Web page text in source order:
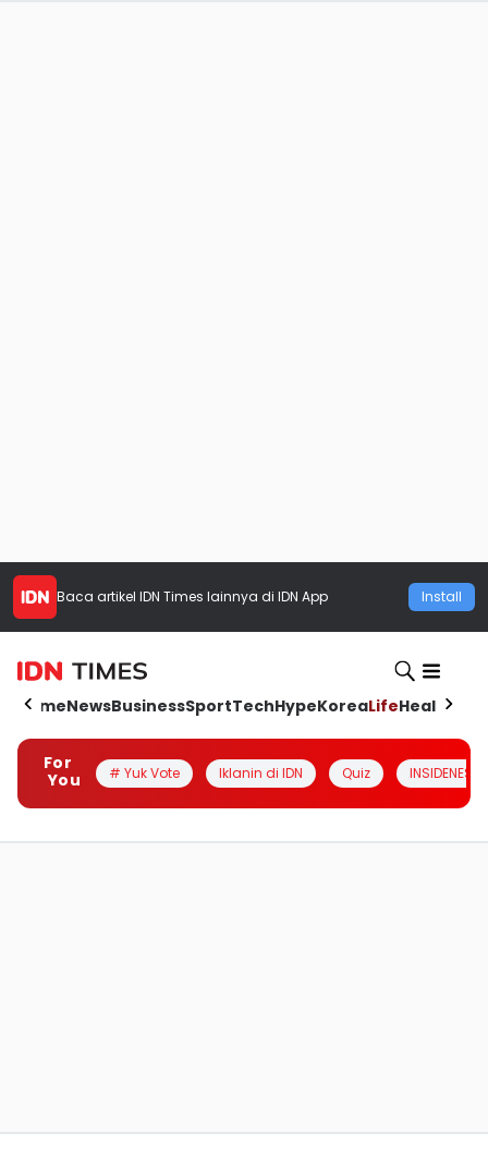
Baca artikel IDN Times lainnya di IDN App Install
HomeNewsBusinessSportTechHypeKoreaLifeHealth
For
You
# Yuk Vote Iklanin di IDN Quiz INSIDENESIA